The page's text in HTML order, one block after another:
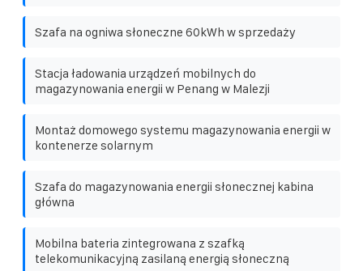
Szafa na ogniwa słoneczne 60kWh w sprzedaży
Stacja ładowania urządzeń mobilnych do
magazynowania energii w Penang w Malezji
Montaż domowego systemu magazynowania energii w
kontenerze solarnym
Szafa do magazynowania energii słonecznej kabina
główna
Mobilna bateria zintegrowana z szafką
telekomunikacyjną zasilaną energią słoneczną